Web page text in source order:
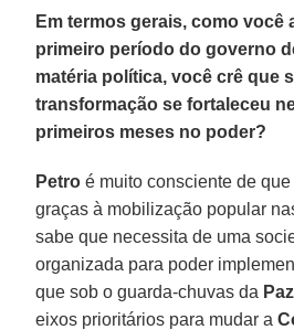
Em termos gerais, como você
primeiro período do governo
matéria política, você crê que
transformação se fortaleceu
primeiros meses no poder?
Petro é muito consciente de
graças à mobilização popular
sabe que necessita de uma
organizada para poder
que sob o guarda-chuvas da
eixos prioritários para mudar a